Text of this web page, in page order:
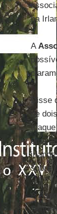
na
A
Disse
de
uma
sobre
A